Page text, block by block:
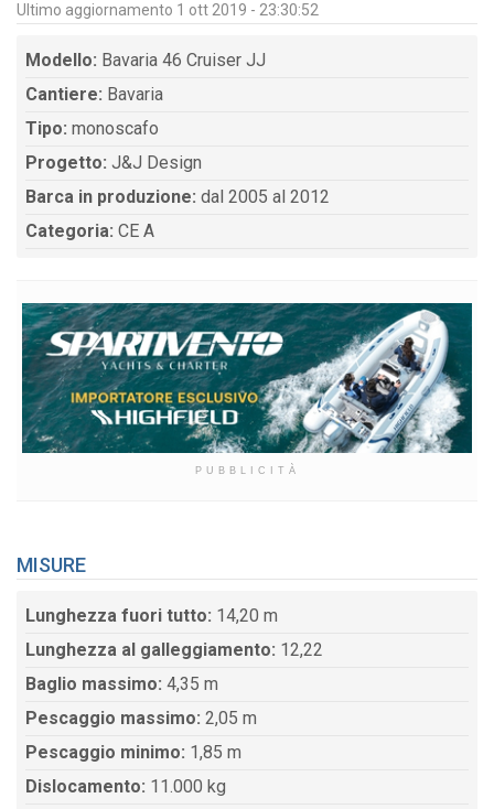
Ultimo aggiornamento 1 ott 2019 - 23:30:52
Modello: Bavaria 46 Cruiser JJ
Cantiere: Bavaria
Tipo: monoscafo
Progetto: J&J Design
Barca in produzione:
dal 2005 al 2012
Categoria: CE A
PUBBLICITÀ
MISURE
Lunghezza fuori tutto: 14,20 m
Lunghezza al galleggiamento: 12,22
Baglio massimo: 4,35 m
Pescaggio massimo: 2,05 m
Pescaggio minimo: 1,85 m
Dislocamento: 11.000 kg